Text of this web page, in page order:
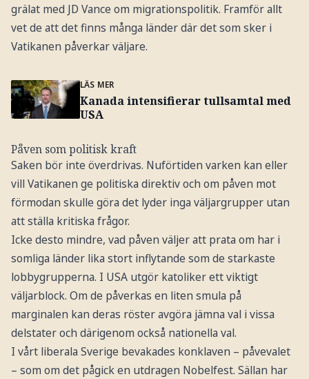
grälat med JD Vance om migrationspolitik. Framför allt
vet de att det finns många länder där det som sker i
Vatikanen påverkar väljare.
LÄS MER
Kanada intensifierar tullsamtal med
USA
Påven som politisk kraft
Saken bör inte överdrivas. Nuförtiden varken kan eller
vill Vatikanen ge politiska direktiv och om påven mot
förmodan skulle göra det lyder inga väljargrupper utan
att ställa kritiska frågor.
Icke desto mindre, vad påven väljer att prata om har i
somliga länder lika stort inflytande som de starkaste
lobbygrupperna. I USA utgör katoliker ett viktigt
väljarblock. Om de påverkas en liten smula på
marginalen kan deras röster avgöra jämna val i vissa
delstater och därigenom också nationella val.
I vårt liberala Sverige bevakades konklaven – påvevalet
– som om det pågick en utdragen Nobelfest. Sällan har